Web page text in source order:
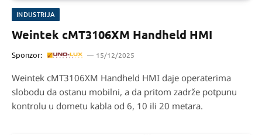
INDUSTRIJA
Weintek cMT3106XM Handheld HMI
Sponzor: 15/12/2025
Weintek cMT3106XM Handheld HMI daje operaterima
slobodu da ostanu mobilni, a da pritom zadrže potpunu
kontrolu u dometu kabla od 6, 10 ili 20 metara.